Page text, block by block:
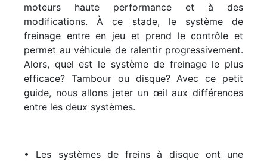
moteurs haute performance et à des
modifications. À ce stade, le système de
freinage entre en jeu et prend le contrôle et
permet au véhicule de ralentir progressivement.
Alors, quel est le système de freinage le plus
efficace? Tambour ou disque? Avec ce petit
guide, nous allons jeter un œil aux différences
entre les deux systèmes.
• Les systèmes de freins à disque ont une